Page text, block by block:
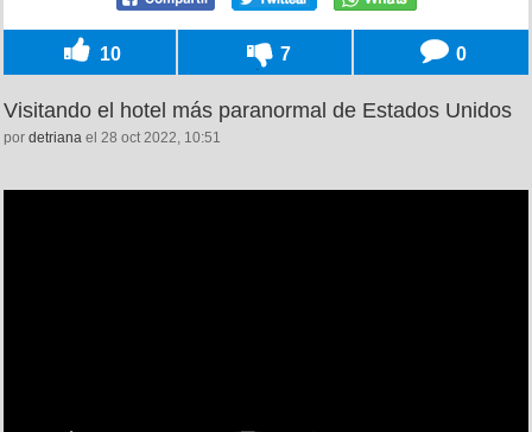
10 7 0
Visitando el hotel más paranormal de Estados Unidos
por detriana el 28 oct 2022, 10:51